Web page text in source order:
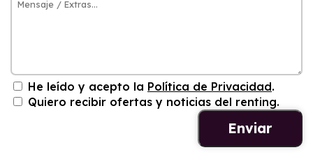
He leído y acepto la Política de Privacidad.
Quiero recibir ofertas y noticias del renting.